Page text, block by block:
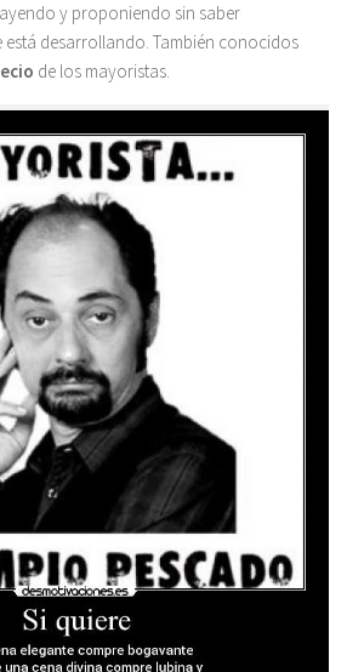
y proponiendo sin saber
está desarrollando. También conocidos
de los mayoristas.